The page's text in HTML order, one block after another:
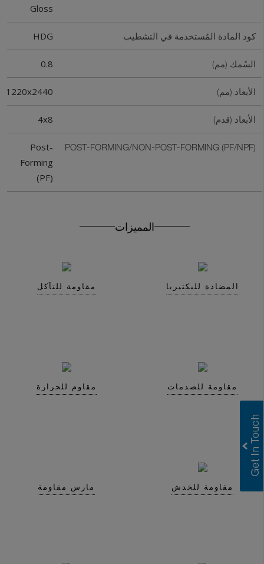
Gloss
كود المادة المُستخدمة في التشطيب HDG
السُمك (مم) 0.8
الأبعاد (مم) 1220x2440
الأبعاد (قدم) 4x8
POST-FORMING/NON-POST-FORMING (PF/NPF)
Post-
Forming
(PF)
المميزات
مقاومة للتآكل المضادة للبكتيريا
مقاوم للحرارة مقاومة للصدمات
مارس مقاومة مقاومة للخدش
Get In Touch With Us
Greenlam Laminates
Greenlam Compact Laminates
I consent to have this website store
respond to my inquiry.